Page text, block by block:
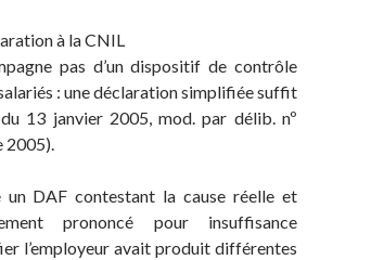
à la CNIL
pas d’un dispositif de contrôle
: une déclaration simplifiée suffit
13 janvier 2005, mod. par délib. nº
2005).
un DAF contestant la cause réelle et
prononcé pour insuffisance
l’employeur avait produit différentes